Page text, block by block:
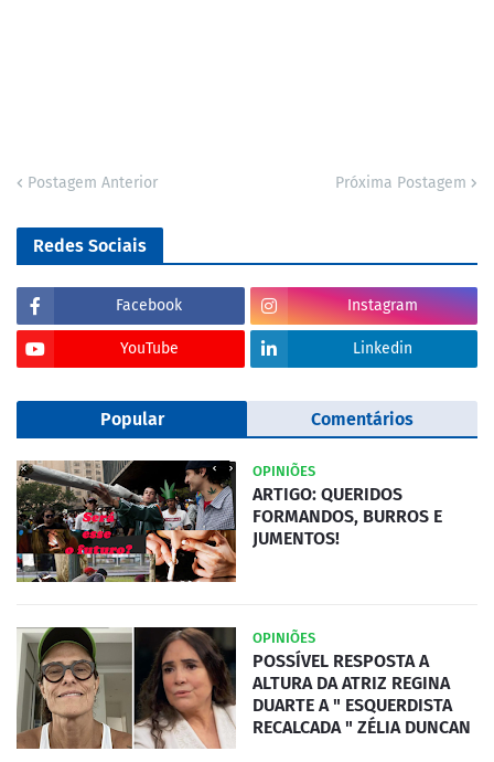
Postagem Anterior Próxima Postagem
Redes Sociais
Facebook Instagram
YouTube Linkedin
Popular Comentários
OPINIÕES
ARTIGO: QUERIDOS
FORMANDOS, BURROS E
JUMENTOS!
OPINIÕES
POSSÍVEL RESPOSTA A
ALTURA DA ATRIZ REGINA
DUARTE A " ESQUERDISTA
RECALCADA " ZÉLIA DUNCAN